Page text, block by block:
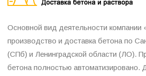
Основной вид деятельности компании
производство и доставка бетона по
(СПб) и Ленинградской области (ЛО).
бетона полностью автоматизировано.